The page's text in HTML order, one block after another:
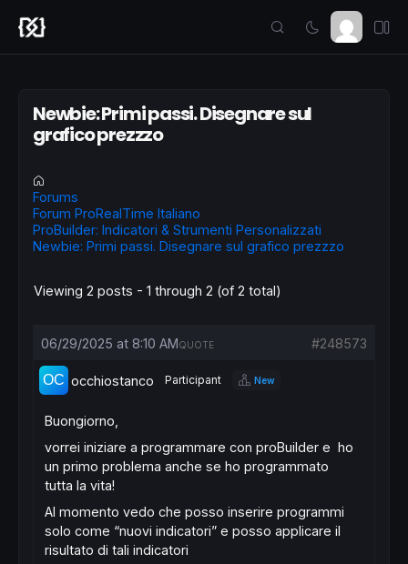
Newbie: Primi passi. Disegnare sul
grafico prezzzo
Forums
Forum ProRealTime Italiano
ProBuilder: Indicatori & Strumenti Personalizzati
Newbie: Primi passi. Disegnare sul grafico prezzzo
Viewing 2 posts - 1 through 2 (of 2 total)
06/29/2025 at 8:10 AM #248573
QUOTE
occhiostanco Participant New
Buongiorno,
vorrei iniziare a programmare con proBuilder e ho
un primo problema anche se ho programmato
tutta la vita!
Al momento vedo che posso inserire programmi
solo come “nuovi indicatori” e posso applicare il
risultato di tali indicatori